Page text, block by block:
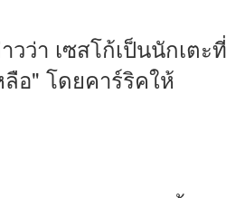
ว่า เซสโก้เป็นนักเตะที่
อ" โดยคาร์ริคให้